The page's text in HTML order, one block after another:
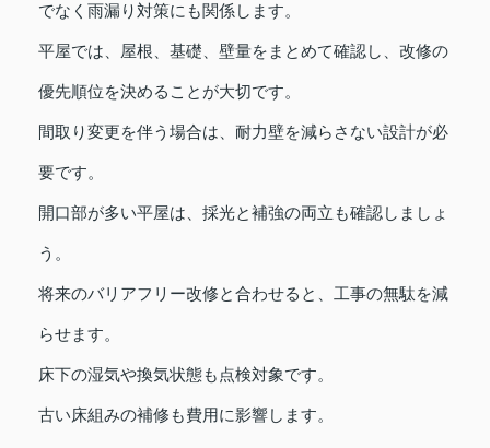
でなく雨漏り対策にも関係します。
平屋では、屋根、基礎、壁量をまとめて確認し、改修の
優先順位を決めることが大切です。
間取り変更を伴う場合は、耐力壁を減らさない設計が必
要です。
開口部が多い平屋は、採光と補強の両立も確認しましょ
う。
将来のバリアフリー改修と合わせると、工事の無駄を減
らせます。
床下の湿気や換気状態も点検対象です。
古い床組みの補修も費用に影響します。